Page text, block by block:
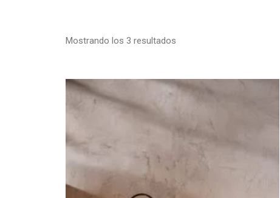
Mostrando los 3 resultados